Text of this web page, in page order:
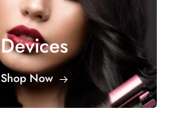
Devices
Shop Now